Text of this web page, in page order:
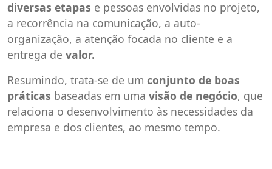
diversas etapas e pessoas envolvidas no projeto,
a recorrência na comunicação, a auto-
organização, a atenção focada no cliente e a
entrega de valor.
Resumindo, trata-se de um conjunto de boas
práticas baseadas em uma visão de negócio, que
relaciona o desenvolvimento às necessidades da
empresa e dos clientes, ao mesmo tempo.